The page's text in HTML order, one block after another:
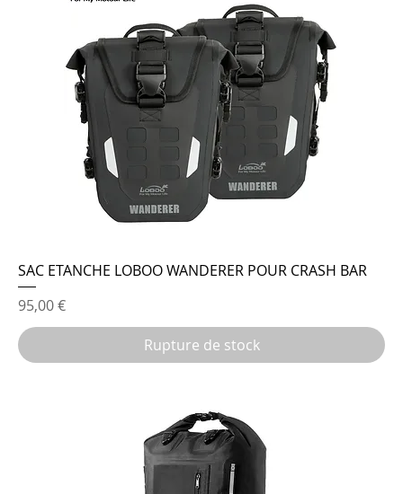
SAC ETANCHE LOBOO WANDERER POUR CRASH BAR
Prix
95,00 €
Rupture de stock